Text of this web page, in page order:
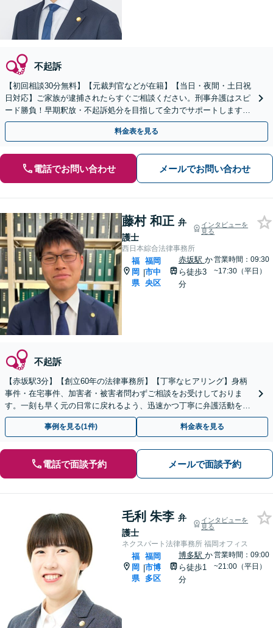
不起訴
【初回相談30分無料】【元裁判官などが在籍】【当日・夜間・土日祝
日対応】ご家族が逮捕されたらすぐご相談ください。刑事弁護はスピ
ード勝負！早期釈放・不起訴処分を目指して全力でサポートします。
【スピード対応】
料金表を見る
電話でお問い合わせ メールでお問い合わせ
藤村 和正 弁
護士
インタビューを
見る
西日本綜合法律事務所
福
岡
県
|
福岡
市中
央区
赤坂駅 か
ら徒歩3
分
営業時間：09:30
~17:30（平日）
不起訴
【赤坂駅3分】【創立60年の法律事務所】【丁寧なヒアリング】身柄
事件・在宅事件、加害者・被害者問わずご相談をお受けしておりま
す。一刻も早く元の日常に戻れるよう、迅速かつ丁寧に弁護活動を進
めてまいります。お困りの際は、ぜひご相談ください。
事例を見る(1件) 料金表を見る
電話で面談予約 メールで面談予約
毛利 朱李 弁
護士
インタビューを
見る
ネクスパート法律事務所 福岡オフィス
福
岡
県
|
福岡
市博
多区
博多駅 か
ら徒歩1
分
営業時間：09:00
~21:00（平日）